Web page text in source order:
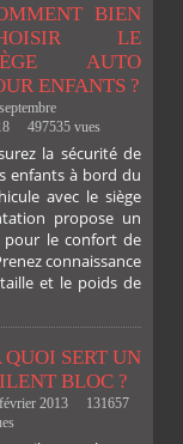
BIEN
LE
AUTO
ENFANTS ?
497535 vues
la sécurité de
enfants à bord du
avec le siège
propose un
pour le confort de
connaissance
et le poids de
QUOI SERT UN
BLOC ?
2013
131657